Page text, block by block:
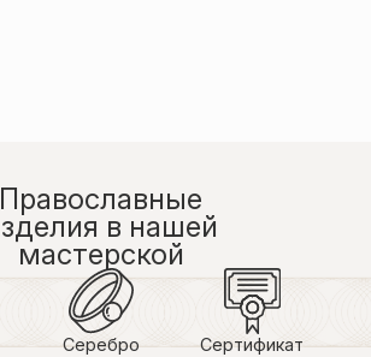
Православные
в нашей
мастерской
Серебро
Сертификат